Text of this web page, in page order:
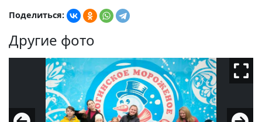
Поделиться:
Другие фото